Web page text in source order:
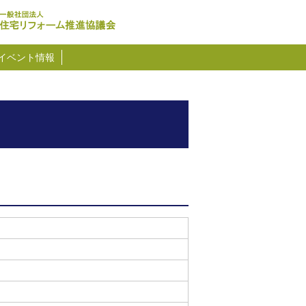
ベント情報